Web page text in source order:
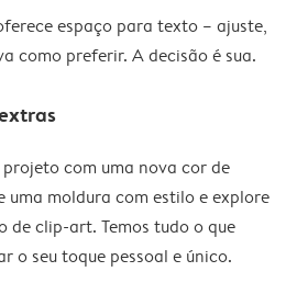
espaço para texto – ajuste,
como preferir. A decisão é sua.
projeto com uma nova cor de
uma moldura com estilo e explore
de clip-art. Temos tudo o que
o seu toque pessoal e único.